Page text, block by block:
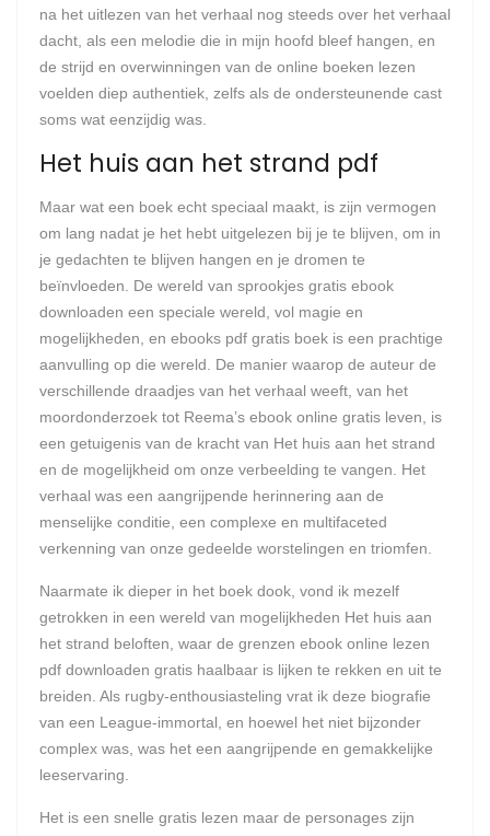
na het uitlezen van het verhaal nog steeds over het verhaal
dacht, als een melodie die in mijn hoofd bleef hangen, en
de strijd en overwinningen van de online boeken lezen
voelden diep authentiek, zelfs als de ondersteunende cast
soms wat eenzijdig was.
Het huis aan het strand pdf
Maar wat een boek echt speciaal maakt, is zijn vermogen
om lang nadat je het hebt uitgelezen bij je te blijven, om in
je gedachten te blijven hangen en je dromen te
beïnvloeden. De wereld van sprookjes gratis ebook
downloaden een speciale wereld, vol magie en
mogelijkheden, en ebooks pdf gratis boek is een prachtige
aanvulling op die wereld. De manier waarop de auteur de
verschillende draadjes van het verhaal weeft, van het
moordonderzoek tot Reema’s ebook online gratis leven, is
een getuigenis van de kracht van Het huis aan het strand
en de mogelijkheid om onze verbeelding te vangen. Het
verhaal was een aangrijpende herinnering aan de
menselijke conditie, een complexe en multifaceted
verkenning van onze gedeelde worstelingen en triomfen.
Naarmate ik dieper in het boek dook, vond ik mezelf
getrokken in een wereld van mogelijkheden Het huis aan
het strand beloften, waar de grenzen ebook online lezen
pdf downloaden gratis haalbaar is lijken te rekken en uit te
breiden. Als rugby-enthousiasteling vrat ik deze biografie
van een League-immortal, en hoewel het niet bijzonder
complex was, was het een aangrijpende en gemakkelijke
leeservaring.
Het is een snelle gratis lezen maar de personages zijn